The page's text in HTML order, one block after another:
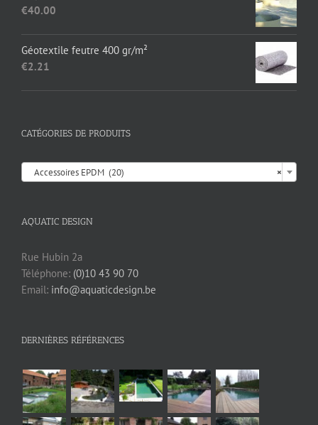
€40.00
Géotextile feutre 400 gr/m²
€2.21
CATÉGORIES DE PRODUITS
×
Accessoires EPDM (20)
AQUATIC DESIGN
Rue Hubin 2a
Téléphone: (0)10 43 90 70
Email: info@aquaticdesign.be
DERNIÈRES RÉFÉRENCES